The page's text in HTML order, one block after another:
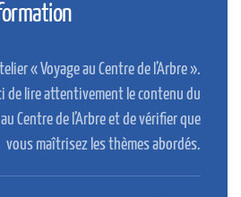
« Voyage au Centre de l’Arbre ».
de lire attentivement le contenu du
Centre de l’Arbre et de vérifier que
vous maîtrisez les thèmes abordés.